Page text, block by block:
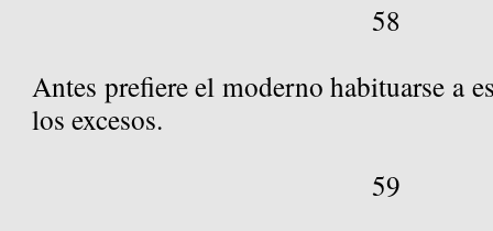
58
Antes prefiere el moderno habituarse a
los excesos.
59